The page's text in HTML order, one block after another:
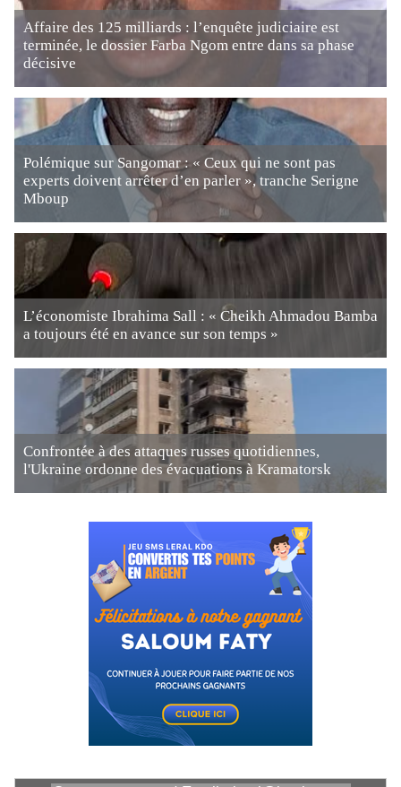
Affaire des 125 milliards : l’enquête judiciaire est
terminée, le dossier Farba Ngom entre dans sa phase
décisive
Polémique sur Sangomar : « Ceux qui ne sont pas
experts doivent arrêter d’en parler », tranche Serigne
Mboup
L’économiste Ibrahima Sall : « Cheikh Ahmadou Bamba
a toujours été en avance sur son temps »
Confrontée à des attaques russes quotidiennes,
l'Ukraine ordonne des évacuations à Kramatorsk